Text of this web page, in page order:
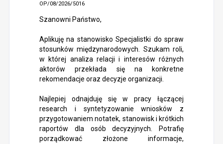
OP/08/2026/5016
Szanowni Państwo,
Aplikuję na stanowisko Specjalistki do spraw
stosunków międzynarodowych. Szukam roli,
w której analiza relacji i interesów różnych
aktorów przekłada się na konkretne
rekomendacje oraz decyzje organizacji.
Najlepiej odnajduję się w pracy łączącej
research i syntetyzowanie wniosków z
przygotowaniem notatek, stanowisk i krótkich
raportów dla osób decyzyjnych. Potrafię
porządkować złożone informacje,